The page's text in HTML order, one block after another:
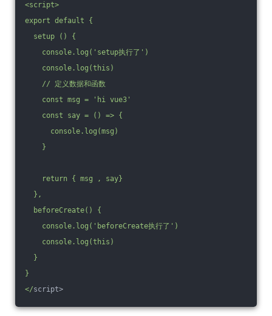
<script>
export default {
setup () {
console.log('setup执行了')
console.log(this)
// 定义数据和函数
const msg = 'hi vue3'
const say = () => {
console.log(msg)
}
return { msg , say}
},
beforeCreate() {
console.log('beforeCreate执行了')
console.log(this)
}
}
</script>